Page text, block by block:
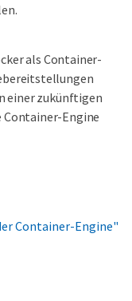
als Container-
einer zukünftigen
Container-Engine
Container-Engine"